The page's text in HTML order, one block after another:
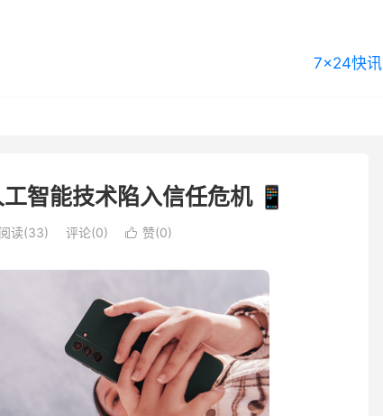
7×24快讯
智能技术陷入信任危机 📱
阅读(33) 评论(0)  赞(0)